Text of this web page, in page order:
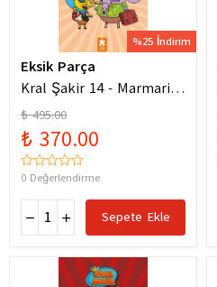
%25 İndirim
Eksik Parça
Kral Şakir 14 - Marmaris
Bodrum Denizde Mor Bir
Hortum
₺ 495.00
₺ 370.00
0 Değerlendirme
Sepete Ekle